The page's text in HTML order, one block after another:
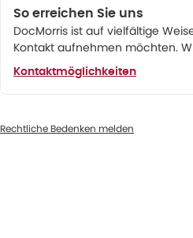
So erreichen Sie uns
DocMorris ist auf vielfältige
Kontakt aufnehmen möchten.
Kontaktmöglichkeiten
Rechtliche Bedenken melden